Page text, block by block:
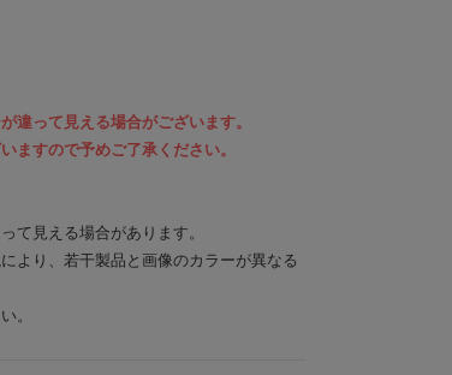
違って見える場合がございます。
ますので予めご了承ください。
て見える場合があります。
より、若干製品と画像のカラーが異なる
。